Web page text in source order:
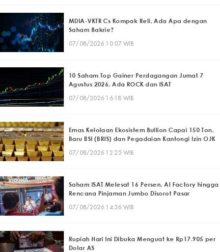
MDIA-VKTR Cs Kompak Reli, Ada Apa dengan
Saham Bakrie?
07/08/2026 10:07 WIB
10 Saham Top Gainer Perdagangan Jumat 7
Agustus 2026, Ada ROCK dan ISAT
07/08/2026 16:18 WIB
Emas Kelolaan Ekosistem Bullion Capai 150 Ton,
Baru BSI (BRIS) dan Pegadaian Kantongi Izin OJK
07/08/2026 12:25 WIB
Saham ISAT Melesat 16 Persen, AI Factory hingga
Rencana Pinjaman Jumbo Disorot Pasar
07/08/2026 14:36 WIB
Rupiah Hari Ini Dibuka Menguat ke Rp17.905 per
Dolar AS